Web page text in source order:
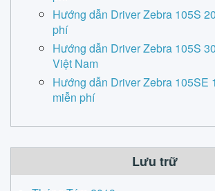
Hướng dẫn Driver Zebra 105S
phí
Hướng dẫn Driver Zebra 105S
Việt Nam
Hướng dẫn Driver Zebra 105SE
miễn phí
Lưu trữ